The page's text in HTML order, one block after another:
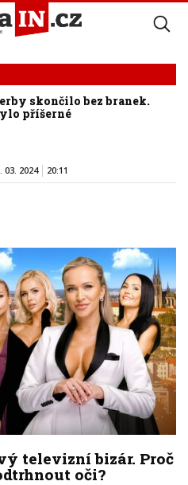
skončilo bez branek.
příšerné
03. 2024 20:11
televizní bizár. Proč
oči?